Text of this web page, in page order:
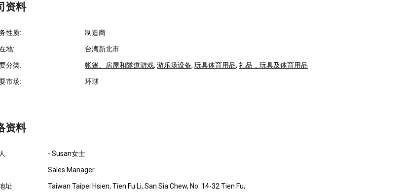
资料
性质: 制造商
地: 台湾新北市
分类: 帐篷、房屋和隧道游戏, 游乐场设备, 玩具体育用品, 礼品，玩具及体育用品
市场: 环球
资料
: - Susan女士
Sales Manager
址: Taiwan Taipei Hsien, Tien Fu Li, San Sia Chew, No. 14-32 Tien Fu,